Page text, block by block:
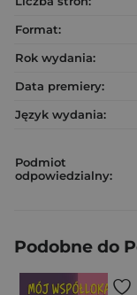
Format:
Rok wydania:
Data premiery:
Język wydania:
Podmiot
odpowiedzialny:
Podobne do